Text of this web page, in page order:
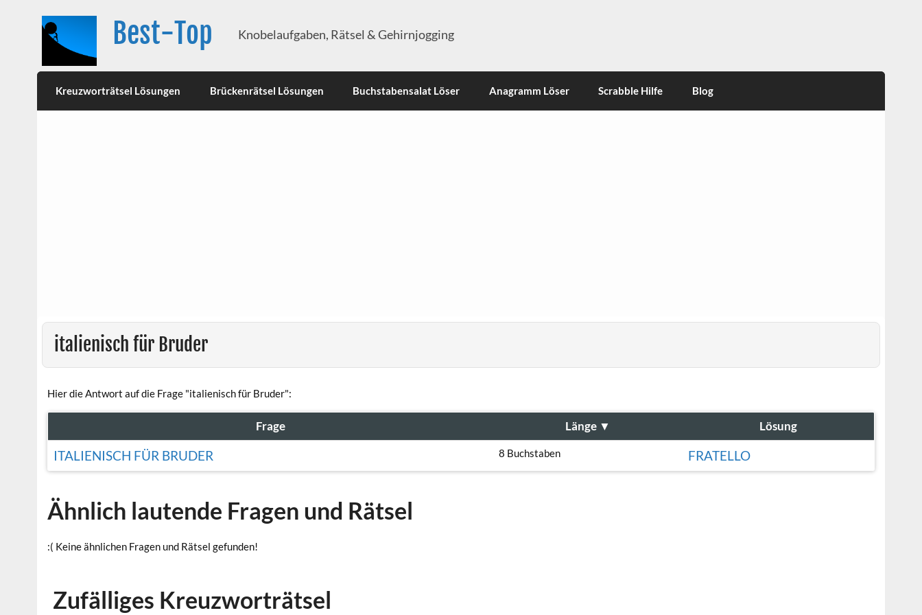
Best-Top Knobelaufgaben, Rätsel & Gehirnjogging
Kreuzworträtsel Lösungen Brückenrätsel Lösungen Buchstabensalat Löser Anagramm Löser Scrabble Hilfe Blog
italienisch für Bruder
Hier die Antwort auf die Frage "italienisch für Bruder":
Frage Länge ▼ Lösung
ITALIENISCH FÜR BRUDER 8 Buchstaben FRATELLO
Ähnlich lautende Fragen und Rätsel
:( Keine ähnlichen Fragen und Rätsel gefunden!
Zufälliges Kreuzworträtsel